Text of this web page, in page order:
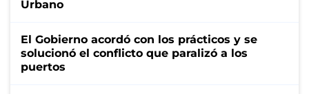
Urbano
El Gobierno acordó con los prácticos y se
solucionó el conflicto que paralizó a los
puertos